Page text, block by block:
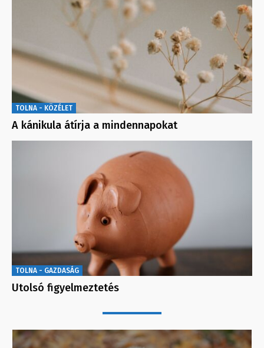
TOLNA - KÖZÉLET
A kánikula átírja a mindennapokat
TOLNA - GAZDASÁG
Utolsó figyelmeztetés